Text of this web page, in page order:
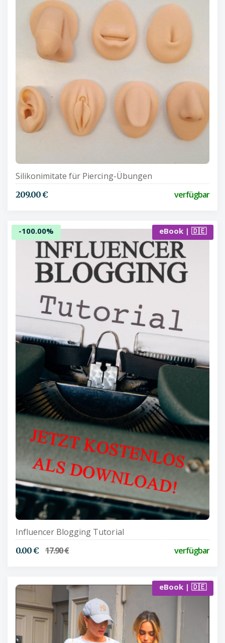
Silikonimitate für Piercing-Übungen
209.00 € verfügbar
eBook | 🇩🇪
-100.00%
Influencer Blogging Tutorial
0.00 € 17.90 € verfügbar
eBook | 🇩🇪